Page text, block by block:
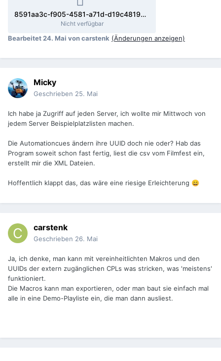
8591aa3c-f905-4581-a71d-d19c48199870.xml
Nicht verfügbar
Bearbeitet24. Mai von carstenk (Änderungen anzeigen)
Micky
Geschrieben 25. Mai
Ich habe ja Zugriff auf jeden Server, ich wollte mir Mittwoch von
jedem Server Beispielplatzlisten machen.
Die Automationcues ändern ihre UUID doch nie oder? Hab das
Program soweit schon fast fertig, liest die csv vom Filmfest ein,
erstellt mir die XML Dateien.
Hoffentlich klappt das, das wäre eine riesige Erleichterung 😄
carstenk
Geschrieben 26. Mai
Ja, ich denke, man kann mit vereinheitlichten Makros und den
UUIDs der extern zugänglichen CPLs was stricken, was 'meistens'
funktioniert.
Die Macros kann man exportieren, oder man baut sie einfach mal
alle in eine Demo-Playliste ein, die man dann ausliest.